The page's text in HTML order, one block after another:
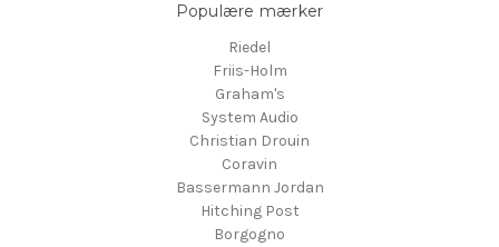
Populære mærker
Riedel
Friis-Holm
Graham's
System Audio
Christian Drouin
Coravin
Bassermann Jordan
Hitching Post
Borgogno